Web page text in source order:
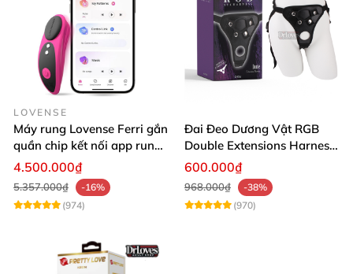
LOVENSE
Máy rung Lovense Ferri gắn
quần chip kết nối app rung
mạnh mẽ
4.500.000₫
5.357.000₫
-16%
(974)
Đai Đeo Dương Vật RGB
Double Extensions Harness
Silicon
600.000₫
968.000₫
-38%
(970)